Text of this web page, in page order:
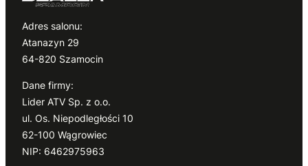
Adres salonu:
Atanazyn 29
64-820 Szamocin
Dane firmy:
Lider ATV Sp. z o.o.
ul. Os. Niepodległości 10
62-100 Wągrowiec
NIP: 6462975963